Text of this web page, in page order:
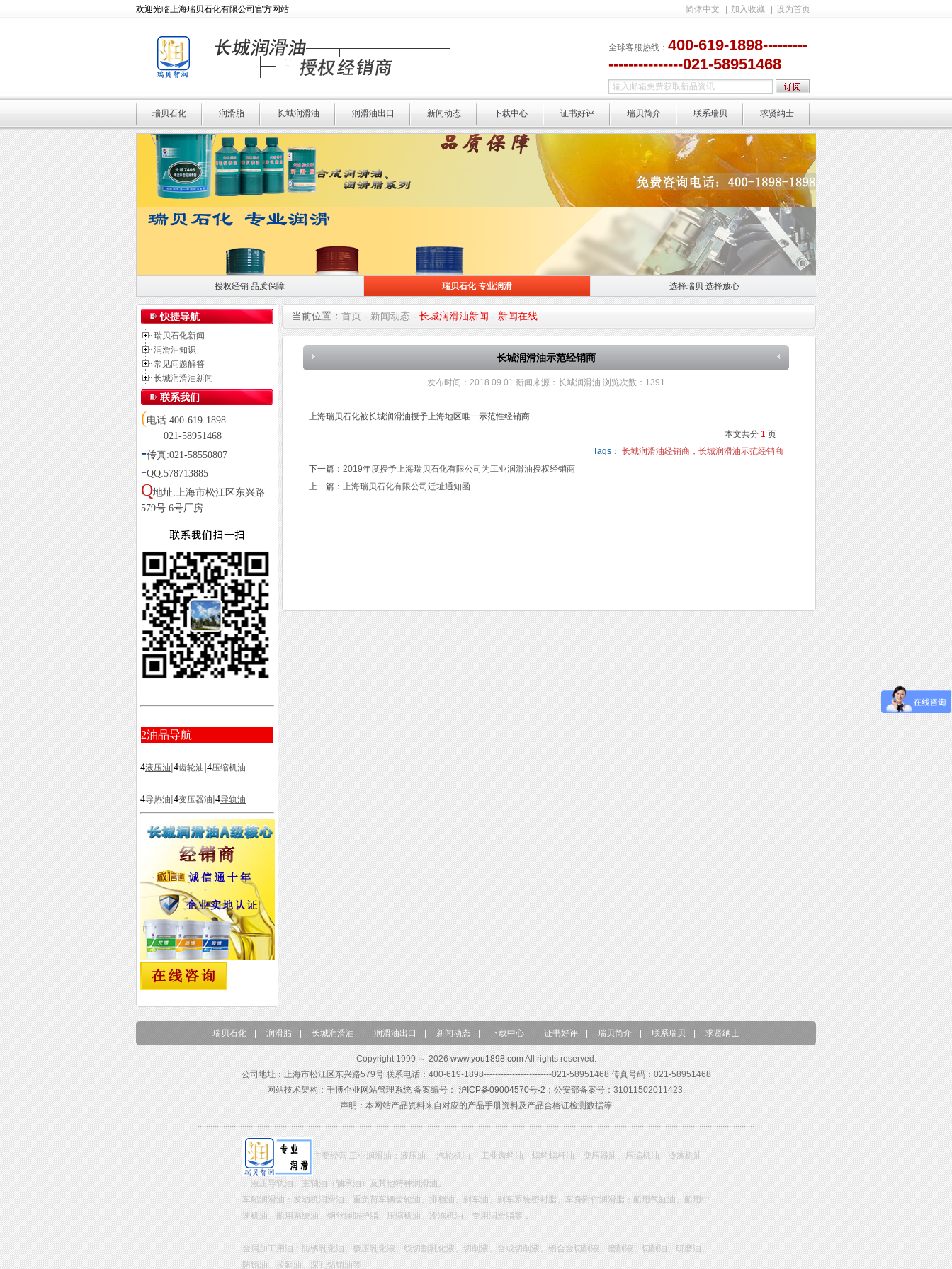
简体中文 加入收藏 设为首页
欢迎光临上海瑞贝石化有限公司官方网站
全球客服热线： 400-619-1898---------
---------------021-58951468
瑞贝石化 润滑脂 长城润滑油 润滑油出口 新闻动态 下载中心 证书好评 瑞贝简介 联系瑞贝 求贤纳士
授权经销 品质保障
授权经销 品质保障
瑞贝石化 专业润滑
瑞贝石化 专业润滑
选择瑞贝 选择放心
选择瑞贝 选择放心
快捷导航
瑞贝石化新闻
润滑油知识
常见问题解答
长城润滑油新闻
联系我们
(电话:400-619-1898
021-58951468
-传真:021-58550807
-QQ:578713885
Q地址:上海市松江区东兴路
579号 6号厂房
2油品导航
4液压油|4齿轮油|4压缩机油
4导热油|4变压器油|4导轨油
当前位置： 首页 - 新闻动态 - 长城润滑油新闻 - 新闻在线
长城润滑油示范经销商
发布时间： 2018.09.01 新闻来源： 长城润滑油 浏览次数： 1391
上海瑞贝石化被长城润滑油授予上海地区唯一示范性经销商
本文共分 1 页
Tags： 长城润滑油经销商，长城润滑油示范经销商
下一篇： 2019年度授予上海瑞贝石化有限公司为工业润滑油授权经销商
上一篇： 上海瑞贝石化有限公司迁址通知函
瑞贝石化 润滑脂 长城润滑油 润滑油出口 新闻动态 下载中心 证书好评 瑞贝简介 联系瑞贝 求贤纳士
Copyright 1999 ～ 2026www.you1898.comAll rights reserved.
公司地址：上海市松江区东兴路579号 联系电话：400-619-1898------------------------021-58951468 传真号码：021-58951468
网站技术架构：千博企业网站管理系统备案编号：沪ICP备09004570号-2；公安部备案号：31011502011423;
声明：本网站产品资料来自对应的产品手册资料及产品合格证检测数据等
主要经营:工业润滑油：液压油、 汽轮机油、 工业齿轮油、蜗轮蜗杆油、变压器油、压缩机油、冷冻机油
、液压导轨油、主轴油（轴承油）及其他特种润滑油。
车船润滑油：发动机润滑油、重负荷车辆齿轮油、排档油、刹车油、刹车系统密封脂、车身附件润滑脂；船用气缸油、船用中
速机油、船用系统油、钢丝绳防护脂、压缩机油、冷冻机油、专用润滑脂等，
金属加工用油：防锈乳化油、极压乳化液、线切割乳化液、切削液、合成切削液、铝合金切削液、磨削液、切削油、研磨油、
防锈油、拉延油、深孔钻销油等